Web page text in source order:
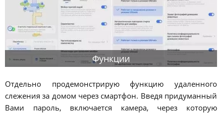
Функции
Отдельно продемонстрирую функцию удаленного
слежения за домом через смартфон. Введя придуманный
Вами пароль, включается камера, через которую